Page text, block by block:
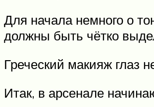
Для начала немного о
должны быть чётко
Греческий макияж глаз
Итак, в арсенале